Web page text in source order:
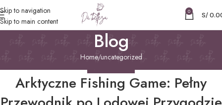
Skip to navigation
Skip to main content
0 S/
Blog
Home uncategorized
Arktyczne Fishing Game: Pełny